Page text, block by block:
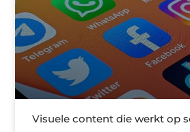
Visuele content die werkt op